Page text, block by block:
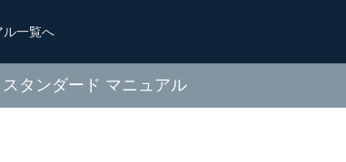
ル一覧へ
タンダード マニュアル